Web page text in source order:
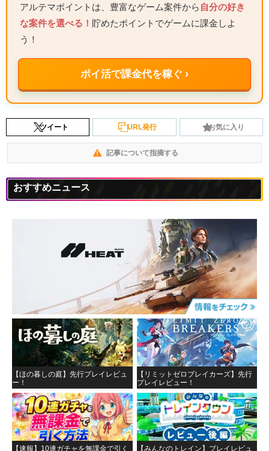
アルテマポイントは、豊富なゲーム案件から 自分の好き
な案件を選べる！ 貯めたポイントでゲームに課金しよ
う！
ポイ活で課金代を稼ぐ ›
ツイート URL発行 お気に入り
記事について指摘する
おすすめニュース
【ほの暮しの庭】先行プレイレビュ
ー！
【リミットゼロブレイカーズ】先行
プレイレビュー！
【速報】10連ガチャを無課金で引く
【みんなのトレイン】プレイレビュ